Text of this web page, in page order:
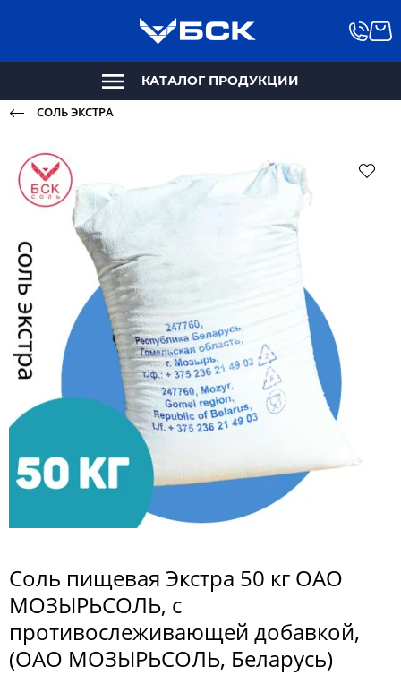
КАТАЛОГ ПРОДУКЦИИ
СОЛЬ ЭКСТРА
Соль пищевая Экстра 50 кг ОАО
МОЗЫРЬСОЛЬ, с
противослеживающей добавкой,
(ОАО МОЗЫРЬСОЛЬ, Беларусь)